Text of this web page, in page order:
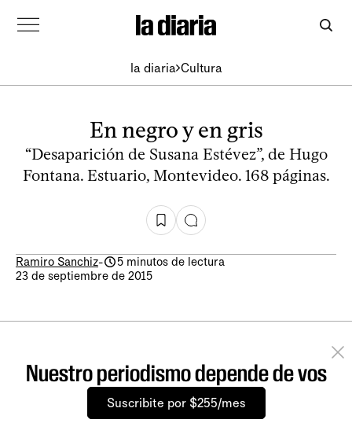
la diaria Cultura
En negro y en gris
“Desaparición de Susana Estévez”, de Hugo
Fontana. Estuario, Montevideo. 168 páginas.
Ramiro Sanchiz-
5 minutos de lectura
23 de septiembre de 2015
Nuestro periodismo depende de vos
Suscribite por $255/mes